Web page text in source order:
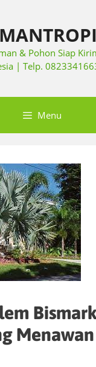
& Pohon Siap
| Telp.
Menu